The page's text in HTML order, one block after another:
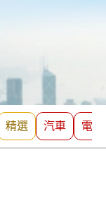
精選 汽車 電